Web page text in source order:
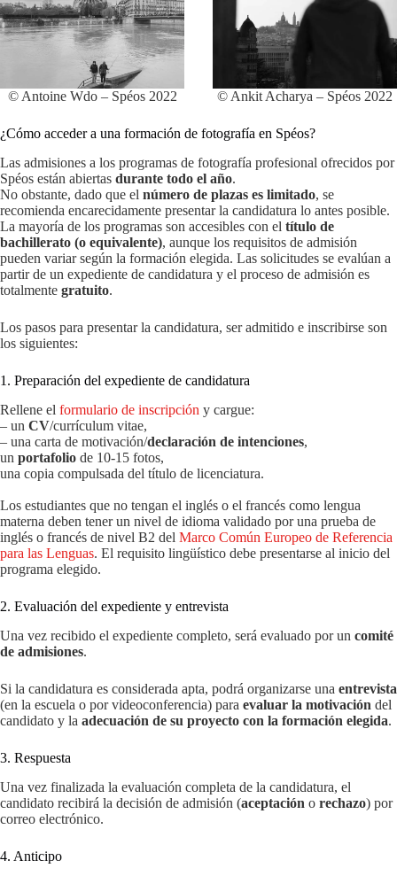
© Antoine Wdo – Spéos 2022 © Ankit Acharya – Spéos 2022
¿Cómo acceder a una formación de fotografía en Spéos?
Las admisiones a los programas de fotografía profesional ofrecidos por
Spéos están abiertas durante todo el año.
No obstante, dado que el número de plazas es limitado, se
recomienda encarecidamente presentar la candidatura lo antes posible.
La mayoría de los programas son accesibles con el título de
bachillerato (o equivalente), aunque los requisitos de admisión
pueden variar según la formación elegida. Las solicitudes se evalúan a
partir de un expediente de candidatura y el proceso de admisión es
totalmente gratuito.
Los pasos para presentar la candidatura, ser admitido e inscribirse son
los siguientes:
1. Preparación del expediente de candidatura
Rellene el formulario de inscripción y cargue:
– un CV/currículum vitae,
– una carta de motivación/declaración de intenciones,
un portafolio de 10-15 fotos,
una copia compulsada del título de licenciatura.
Los estudiantes que no tengan el inglés o el francés como lengua
materna deben tener un nivel de idioma validado por una prueba de
inglés o francés de nivel B2 del Marco Común Europeo de Referencia
para las Lenguas. El requisito lingüístico debe presentarse al inicio del
programa elegido.
2. Evaluación del expediente y entrevista
Una vez recibido el expediente completo, será evaluado por un comité
de admisiones.
Si la candidatura es considerada apta, podrá organizarse una entrevista
(en la escuela o por videoconferencia) para evaluar la motivación del
candidato y la adecuación de su proyecto con la formación elegida.
3. Respuesta
Una vez finalizada la evaluación completa de la candidatura, el
candidato recibirá la decisión de admisión (aceptación o rechazo) por
correo electrónico.
4. Anticipo